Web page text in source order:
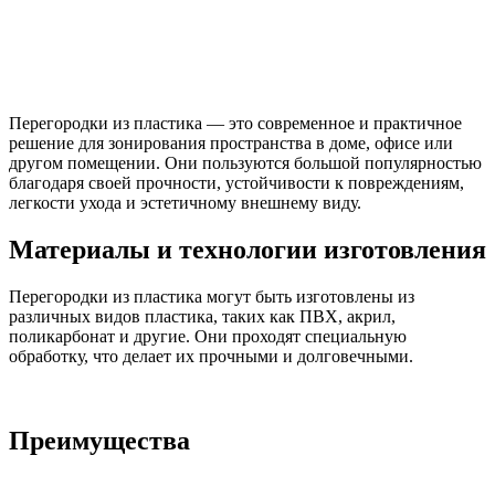
Перегородки из пластика — это современное и практичное
решение для зонирования пространства в доме, офисе или
другом помещении. Они пользуются большой популярностью
благодаря своей прочности, устойчивости к повреждениям,
легкости ухода и эстетичному внешнему виду.
Материалы и технологии изготовления
Перегородки из пластика могут быть изготовлены из
различных видов пластика, таких как ПВХ, акрил,
поликарбонат и другие. Они проходят специальную
обработку, что делает их прочными и долговечными.
Преимущества